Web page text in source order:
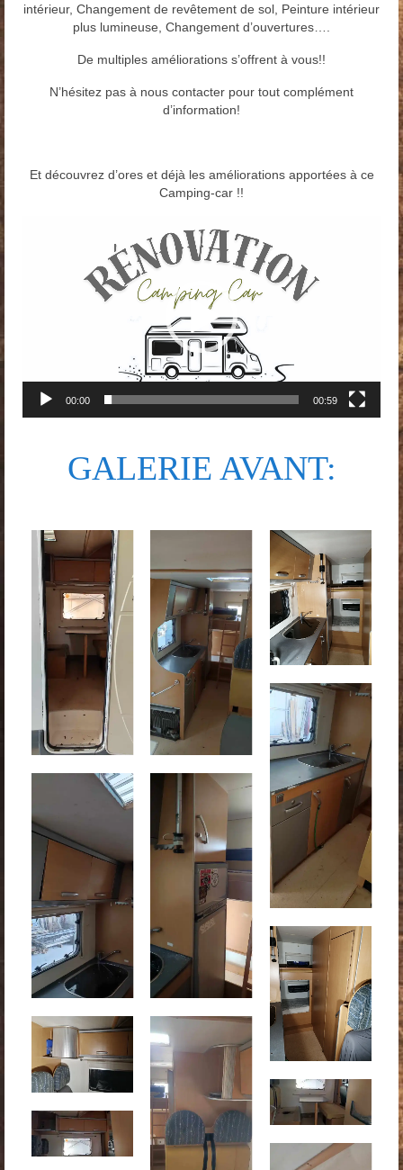
intérieur, Changement de revêtement de sol, Peinture intérieur
plus lumineuse, Changement d’ouvertures….
De multiples améliorations s’offrent à vous!!
N’hésitez pas à nous contacter pour tout complément
d’information!
Et découvrez d’ores et déjà les améliorations apportées à ce
Camping-car !!
00:00 00:59
GALERIE AVANT: